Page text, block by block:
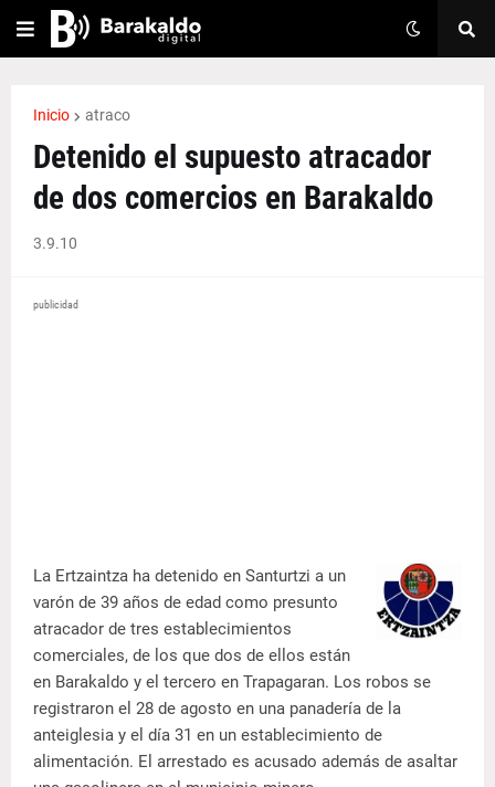
Inicio atraco
Detenido el supuesto atracador
de dos comercios en Barakaldo
3.9.10
publicidad
La Ertzaintza ha detenido en Santurtzi a un
varón de 39 años de edad como presunto
atracador de tres establecimientos
comerciales, de los que dos de ellos están
en Barakaldo y el tercero en Trapagaran. Los robos se
registraron el 28 de agosto en una panadería de la
anteiglesia y el día 31 en un establecimiento de
alimentación. El arrestado es acusado además de asaltar